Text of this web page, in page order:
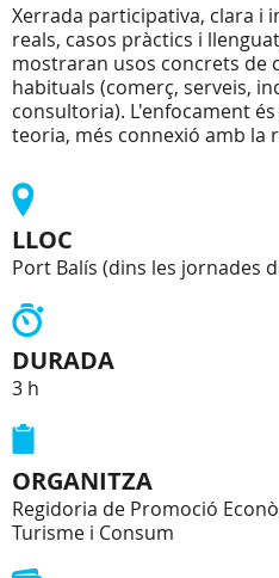
Xerrada participativa, clara i
reals, casos pràctics i
mostraran usos concrets de
habituals (comerç, serveis,
consultoria). L'enfocament
teoria, més connexió amb la
LLOC
Port Balís (dins les jornades
DURADA
3 h
ORGANITZA
Regidoria de Promoció
Turisme i Consum